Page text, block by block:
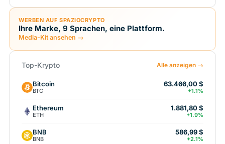
WERBEN AUF SPAZIOCRYPTO
Ihre Marke, 9 Sprachen, eine Plattform.
Media-Kit ansehen →
Top-Krypto Alle anzeigen →
Bitcoin
BTC
63.466,00 $
+1.1%
Ethereum
ETH
1.881,80 $
+1.9%
BNB
BNB
586,99 $
+2.1%